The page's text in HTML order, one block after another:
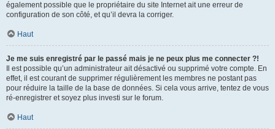
également possible que le propriétaire du site Internet ait une erreur de
configuration de son côté, et qu’il devra la corriger.
Haut
Je me suis enregistré par le passé mais je ne peux plus me connecter ?!
Il est possible qu’un administrateur ait désactivé ou supprimé votre compte. En
effet, il est courant de supprimer régulièrement les membres ne postant pas
pour réduire la taille de la base de données. Si cela vous arrive, tentez de vous
ré-enregistrer et soyez plus investi sur le forum.
Haut